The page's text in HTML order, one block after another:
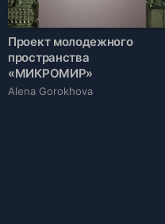
Проект молодежного
пространства
«МИКРОМИР»
Alena Gorokhova